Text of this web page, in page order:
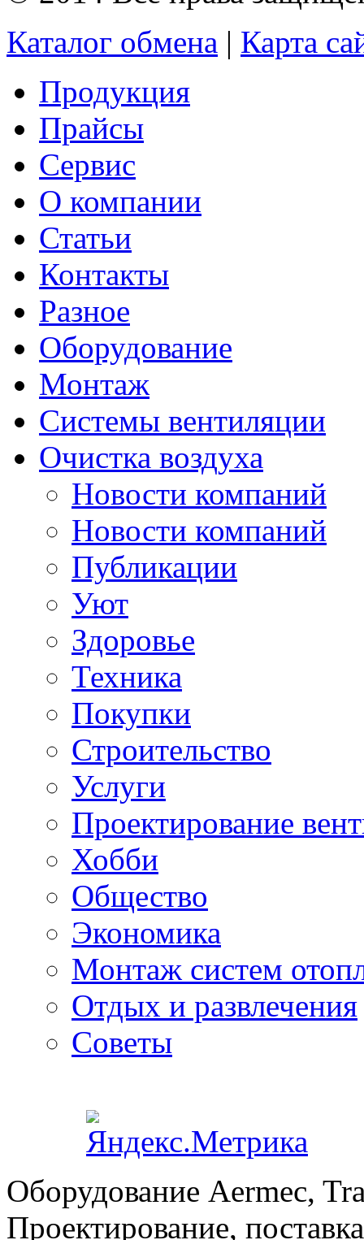
Каталог обмена | Карта
Продукция
Прайсы
Сервис
О компании
Статьи
Контакты
Разное
Оборудование
Монтаж
Системы вентиляции
Очистка воздуха
Новости компаний
Новости компаний
Публикации
Уют
Здоровье
Техника
Покупки
Строительство
Услуги
Проектирование
Хобби
Общество
Экономика
Монтаж систем
Отдых и развлечения
Советы
Оборудование Aermec,
Проектирование,